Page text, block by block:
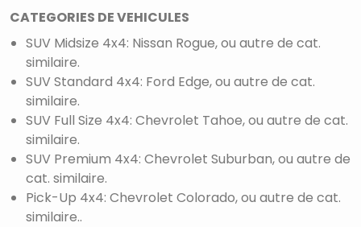
CATEGORIES DE VEHICULES
SUV Midsize 4x4: Nissan Rogue, ou autre de cat.
similaire.
SUV Standard 4x4: Ford Edge, ou autre de cat.
similaire.
SUV Full Size 4x4: Chevrolet Tahoe, ou autre de cat.
similaire.
SUV Premium 4x4: Chevrolet Suburban, ou autre de
cat. similaire.
Pick-Up 4x4: Chevrolet Colorado, ou autre de cat.
similaire..